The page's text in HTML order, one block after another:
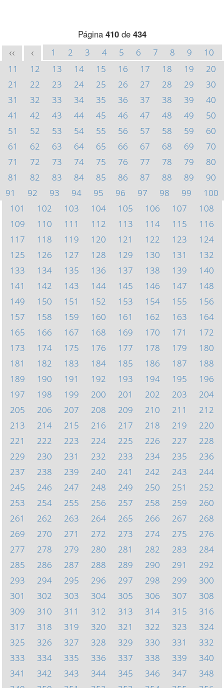
Página 410de 434
<< < 1 2 3 4 5 6 7 8 9
10
11
12 13 14 15 16 17 18 19
20
21
22 23 24 25 26 27 28 29
30
31
32 33 34 35 36 37 38 39
40
41
42 43 44 45 46 47 48 49
50
51
52 53 54 55 56 57 58 59
60
61
62 63 64 65 66 67 68 69
70
71
72 73 74 75 76 77 78 79
80
81
82 83 84 85 86 87 88 89
90
91
92 93 94 95 96 97 98 99
100
101
102 103 104 105 106 107
108
109
110 111 112 113 114 115
116
117
118 119 120 121 122 123
124
125
126 127 128 129 130 131
132
133
134 135 136 137 138 139
140
141
142 143 144 145 146 147
148
149
150 151 152 153 154 155
156
157
158 159 160 161 162 163
164
165
166 167 168 169 170 171
172
173
174 175 176 177 178 179
180
181
182 183 184 185 186 187
188
189
190 191 192 193 194 195
196
197
198 199 200 201 202 203
204
205
206 207 208 209 210 211
212
213
214 215 216 217 218 219
220
221
222 223 224 225 226 227
228
229
230 231 232 233 234 235
236
237
238 239 240 241 242 243
244
245
246 247 248 249 250 251
252
253
254 255 256 257 258 259
260
261
262 263 264 265 266 267
268
269
270 271 272 273 274 275
276
277
278 279 280 281 282 283
284
285
286 287 288 289 290 291
292
293
294 295 296 297 298 299
300
301
302 303 304 305 306 307
308
309
310 311 312 313 314 315
316
317
318 319 320 321 322 323
324
325
326 327 328 329 330 331
332
333
334 335 336 337 338 339
340
341
342 343 344 345 346 347
348